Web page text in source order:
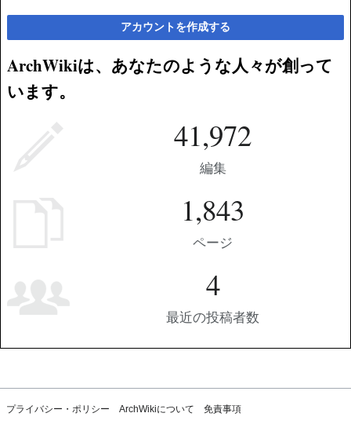
アカウントを作成する
ArchWikiは、あなたのような人々が創って
います。
41,972
編集
1,843
ページ
4
最近の投稿者数
プライバシー・ポリシー ArchWikiについて 免責事項